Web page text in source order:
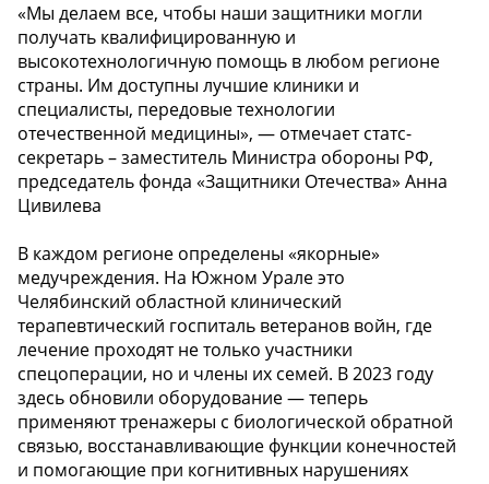
«Мы делаем все, чтобы наши защитники могли
получать квалифицированную и
высокотехнологичную помощь в любом регионе
страны. Им доступны лучшие клиники и
специалисты, передовые технологии
отечественной медицины», — отмечает статс-
секретарь – заместитель Министра обороны РФ,
председатель фонда «Защитники Отечества» Анна
Цивилева
️В каждом регионе определены «якорные»
медучреждения. На Южном Урале это
Челябинский областной клинический
терапевтический госпиталь ветеранов войн, где
лечение проходят не только участники
спецоперации, но и члены их семей. В 2023 году
здесь обновили оборудование — теперь
применяют тренажеры с биологической обратной
связью, восстанавливающие функции конечностей
и помогающие при когнитивных нарушениях